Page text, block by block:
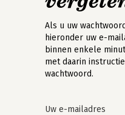
Als u uw
hieronder uw e-
binnen enkele
met daarin
wachtwoord.
Uw e-mailadres